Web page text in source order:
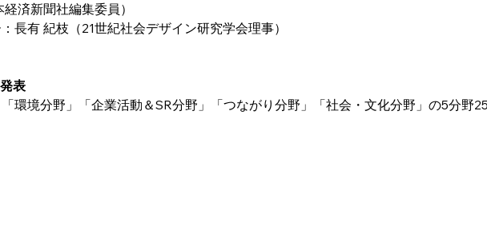
済新聞社編集委員）
長有 紀枝（21世紀社会デザイン研究学会理事）
表
「環境分野」「企業活動＆SR分野」「つながり分野」「社会・文化分野」の5分野